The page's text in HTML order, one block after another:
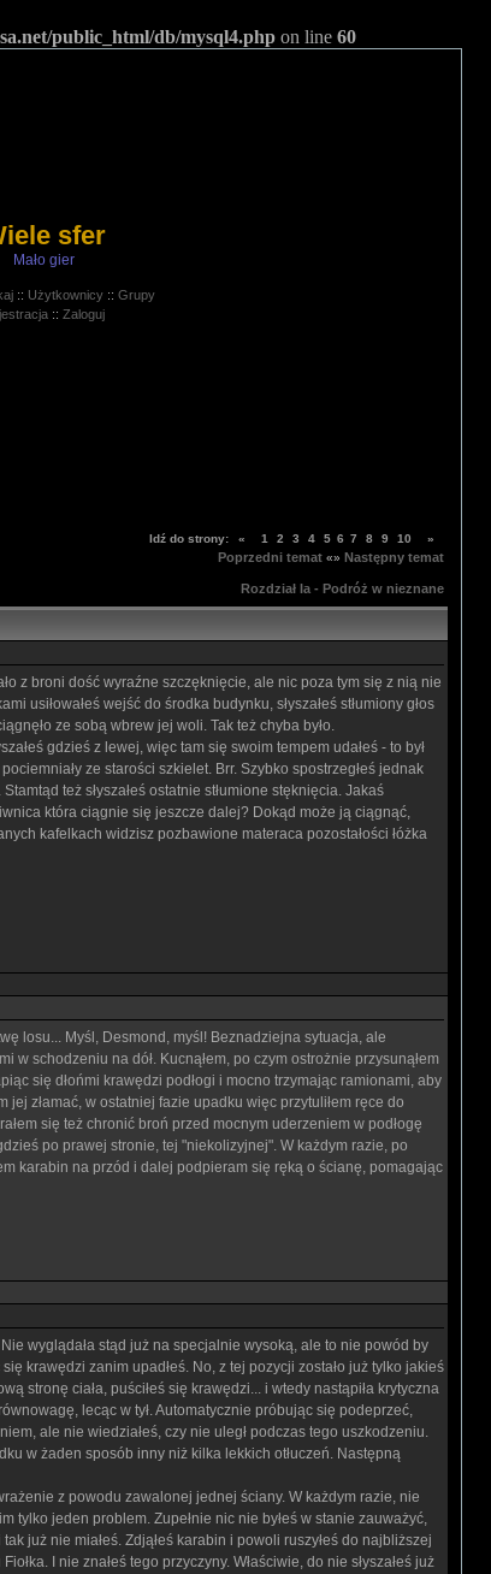
public_html/db/mysql4.php on line 60
sfer
Mało gier
:: Użytkownicy:: Grupy
:: Zaloguj
Idź do strony: « 1 2 3 4 5 6 7 8 9 10 »
Poprzedni temat«» Następny temat
Rozdział Ia - Podróż w nieznane
z broni dość wyraźne szczęknięcie, ale nic poza tym się z nią nie
usiłowałeś wejść do środka budynku, słyszałeś stłumiony głos
ze sobą wbrew jej woli. Tak też chyba było.
gdzieś z lewej, więc tam się swoim tempem udałeś - to był
ze starości szkielet. Brr. Szybko spostrzegłeś jednak
też słyszałeś ostatnie stłumione stęknięcia. Jakaś
która ciągnie się jeszcze dalej? Dokąd może ją ciągnąć,
kafelkach widzisz pozbawione materaca pozostałości łóżka
losu... Myśl, Desmond, myśl! Beznadziejna sytuacja, ale
w schodzeniu na dół. Kucnąłem, po czym ostrożnie przysunąłem
się dłońmi krawędzi podłogi i mocno trzymając ramionami, aby
złamać, w ostatniej fazie upadku więc przytuliłem ręce do
się też chronić broń przed mocnym uderzeniem w podłogę
po prawej stronie, tej "niekolizyjnej". W każdym razie, po
karabin na przód i dalej podpieram się ręką o ścianę, pomagając
wyglądała stąd już na specjalnie wysoką, ale to nie powód by
krawędzi zanim upadłeś. No, z tej pozycji zostało już tylko jakieś
stronę ciała, puściłeś się krawędzi... i wtedy nastąpiła krytyczna
lecąc w tył. Automatycznie próbując się podeprzeć,
ale nie wiedziałeś, czy nie uległ podczas tego uszkodzeniu.
w żaden sposób inny niż kilka lekkich otłuczeń. Następną
z powodu zawalonej jednej ściany. W każdym razie, nie
tylko jeden problem. Zupełnie nic nie byłeś w stanie zauważyć,
już nie miałeś. Zdjąłeś karabin i powoli ruszyłeś do najbliższej
I nie znałeś tego przyczyny. Właściwie, do nie słyszałeś już